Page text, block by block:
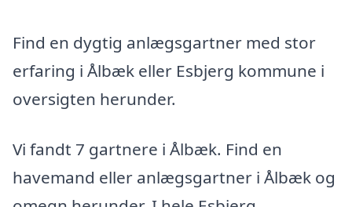
Find en dygtig anlægsgartner med stor
erfaring i Ålbæk eller Esbjerg kommune i
oversigten herunder.
Vi fandt 7 gartnere i Ålbæk. Find en
havemand eller anlægsgartner i Ålbæk og